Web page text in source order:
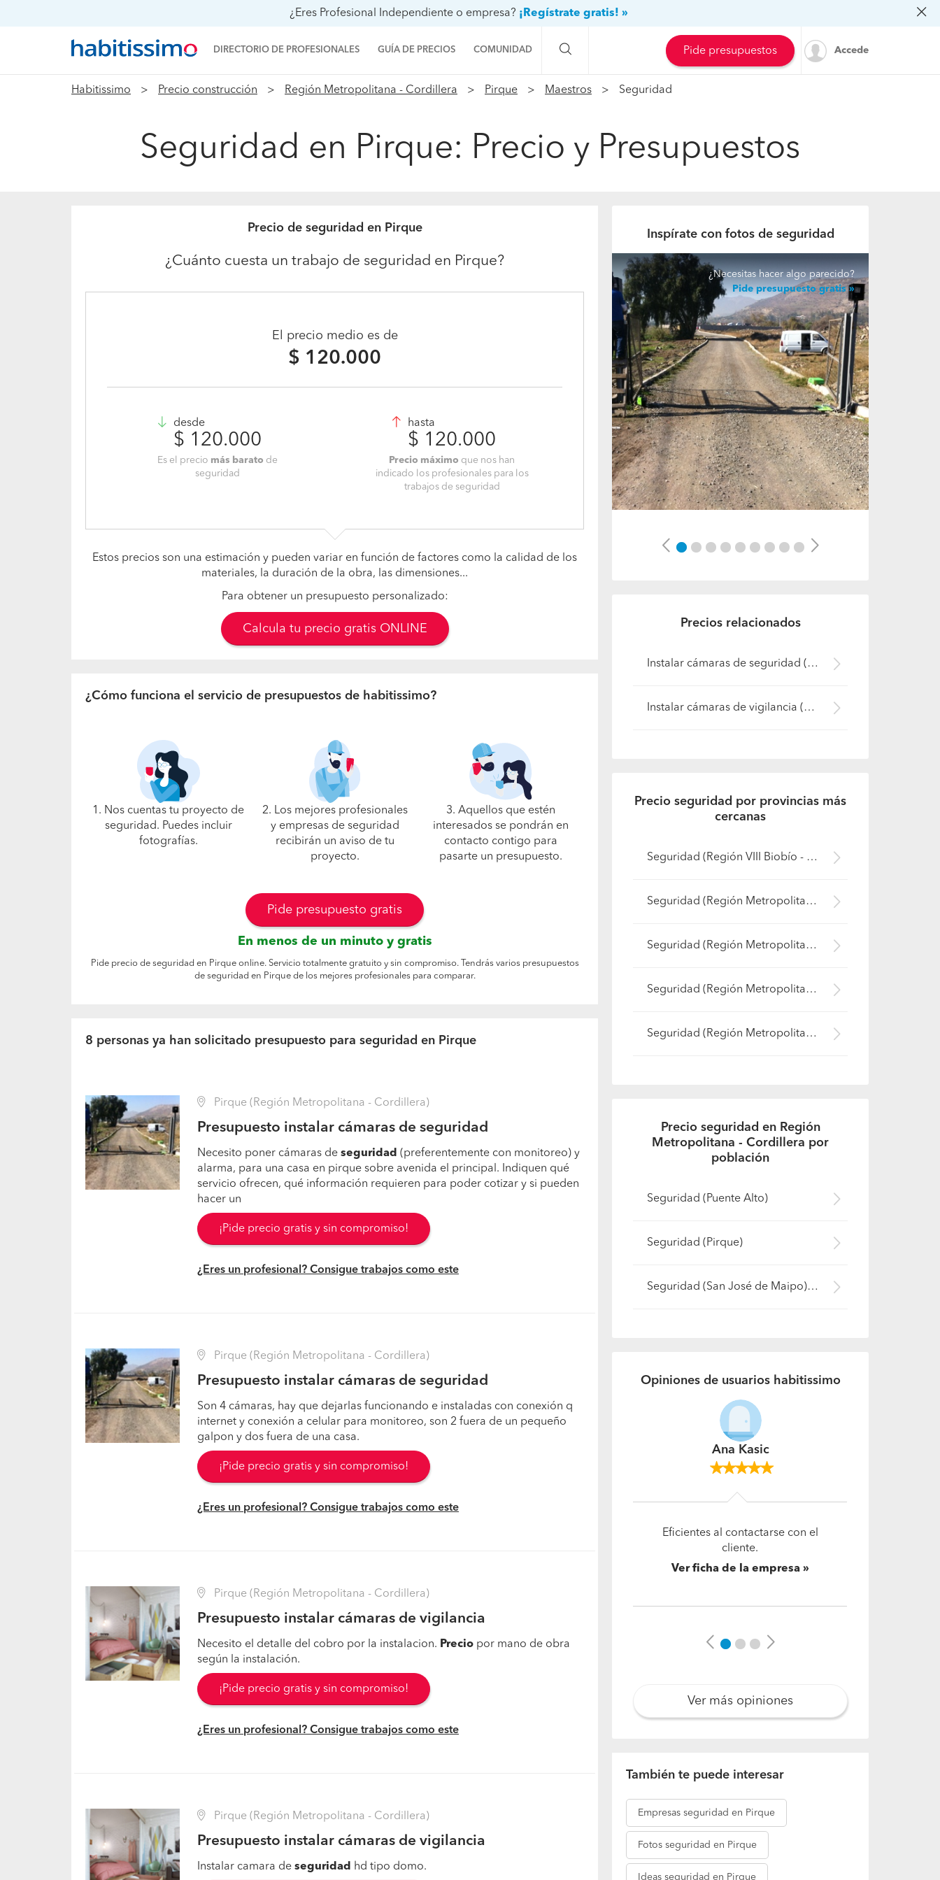
¿Eres Profesional Independiente o empresa? ¡Regístrate gratis! »
DIRECTORIO DE PROFESIONALES GUÍA DE PRECIOS COMUNIDAD
Preguntas a la comunidad
Galería de fotos
Pide presupuestos Accede
Habitissimo Precio construcción Región Metropolitana - Cordillera Pirque Maestros Seguridad
Seguridad en Pirque: Precio y Presupuestos
Precio de seguridad en Pirque
¿Cuánto cuesta un trabajo de seguridad en Pirque?
El precio medio es de
$ 120.000
desde
$ 120.000
Es el precio más barato de
seguridad
hasta
$ 120.000
Precio máximo que nos han
indicado los profesionales para los
trabajos de seguridad
Estos precios son una estimación y pueden variar en función de factores como la calidad de los
materiales, la duración de la obra, las dimensiones...
Para obtener un presupuesto personalizado:
Calcula tu precio gratis ONLINE
¿Cómo funciona el servicio de presupuestos de habitissimo?
1. Nos cuentas tu proyecto de
seguridad. Puedes incluir
fotografías.
2. Los mejores profesionales
y empresas de seguridad
recibirán un aviso de tu
proyecto.
3. Aquellos que estén
interesados se pondrán en
contacto contigo para
pasarte un presupuesto.
Pide presupuesto gratis
En menos de un minuto y gratis
Pide precio de seguridad en Pirque online. Servicio totalmente gratuito y sin compromiso. Tendrás varios presupuestos
de seguridad en Pirque de los mejores profesionales para comparar.
8 personas ya han solicitado presupuesto para seguridad en Pirque
Pirque (Región Metropolitana - Cordillera)
Presupuesto instalar cámaras de seguridad
Necesito poner cámaras de seguridad (preferentemente con monitoreo) y
alarma, para una casa en pirque sobre avenida el principal. Indiquen qué
servicio ofrecen, qué información requieren para poder cotizar y si pueden
hacer un
¡Pide precio gratis y sin compromiso!
¿Eres un profesional? Consigue trabajos como este
Pirque (Región Metropolitana - Cordillera)
Presupuesto instalar cámaras de seguridad
Son 4 cámaras, hay que dejarlas funcionando e instaladas con conexión q
internet y conexión a celular para monitoreo, son 2 fuera de un pequeño
galpon y dos fuera de una casa.
¡Pide precio gratis y sin compromiso!
¿Eres un profesional? Consigue trabajos como este
Pirque (Región Metropolitana - Cordillera)
Presupuesto instalar cámaras de vigilancia
Necesito el detalle del cobro por la instalacion. Precio por mano de obra
según la instalación.
¡Pide precio gratis y sin compromiso!
¿Eres un profesional? Consigue trabajos como este
Pirque (Región Metropolitana - Cordillera)
Presupuesto instalar cámaras de vigilancia
Instalar camara de seguridad hd tipo domo.
Inspírate con fotos de seguridad
¿Necesitas hacer algo parecido?
Pide presupuesto gratis
Previous Next
Precios relacionados
Instalar cámaras de seguridad (Pirque)
Instalar cámaras de vigilancia (Pirque)
Precio seguridad por provincias más
cercanas
Seguridad (Región VIII Biobío - Bío-Bío)
Seguridad (Región Metropolitana - Maipo)
Seguridad (Región Metropolitana - Santiago)
Seguridad (Región Metropolitana - Talagante)
Seguridad (Región Metropolitana - Chacabuco)
Precio seguridad en Región
Metropolitana - Cordillera por
población
Seguridad (Puente Alto)
Seguridad (Pirque)
Seguridad (San José de Maipo)
Opiniones de usuarios habitissimo
Elena
Excelente trabajo, muy
profesional, puntual. Quedé muy
conforme con cada detalle.
Previous
Ver más opiniones
También te puede interesar
Empresas seguridad en Pirque
Fotos seguridad en Pirque